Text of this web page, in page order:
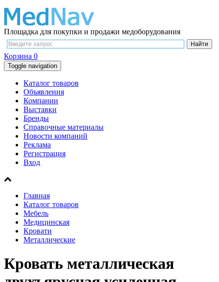
Площадка для покупки и продажи медоборудования
Корзина 0
Toggle navigation
Каталог товаров
Объявления
Компании
Выставки
Бренды
Справочные материалы
Новости компаний
Реклама
Регистрация
Вход
Главная
Каталог товаров
Мебель
Медицинская
Кровати
Металлические
Кровать металлическая